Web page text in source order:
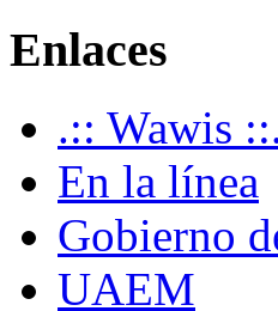
Enlaces
.:: Wawis
En la línea
Gobierno
UAEM